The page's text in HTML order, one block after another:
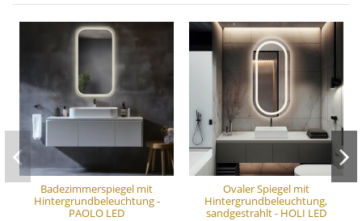
Badezimmerspiegel mit
Hintergrundbeleuchtung -
PAOLO LED
Ovaler Spiegel mit
Hintergrundbeleuchtung,
sandgestrahlt - HOLI LED